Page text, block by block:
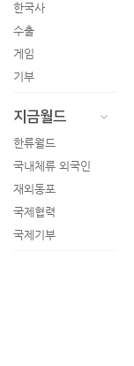
한국사
수출
게임
기부
지금월드
한류월드
국내체류 외국인
재외동포
국제협력
국제기부